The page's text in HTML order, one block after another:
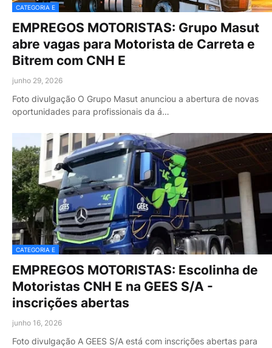
CATEGORIA E
EMPREGOS MOTORISTAS: Grupo Masut
abre vagas para Motorista de Carreta e
Bitrem com CNH E
junho 29, 2026
Foto divulgação O Grupo Masut anunciou a abertura de novas
oportunidades para profissionais da á…
CATEGORIA E
EMPREGOS MOTORISTAS: Escolinha de
Motoristas CNH E na GEES S/A -
inscrições abertas
junho 16, 2026
Foto divulgação A GEES S/A está com inscrições abertas para